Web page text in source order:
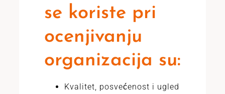
se koriste pri
ocenjivanju
organizacija su:
Kvalitet, posvećenost i ugled